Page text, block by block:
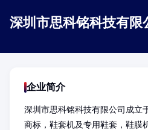
深圳市思科铭科技有限
企业简介
深圳市思科铭科技有限公司成立
商标，鞋套机及专用鞋套，鞋膜